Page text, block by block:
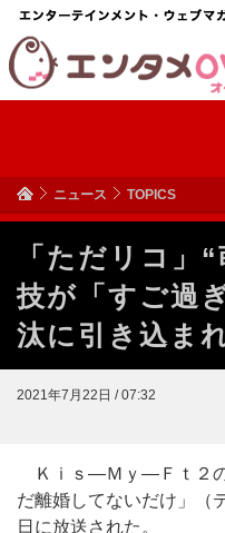
ニュース TOPICS
「ただリコ」
技が「すご過
汰に引き込ま
2021年7月22日 / 07:32
Ｋｉｓ―Ｍｙ―Ｆｔ２の
だ離婚してないだけ」（
日に放送された。